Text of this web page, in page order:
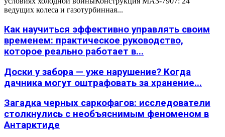
ведущих колеса и газотурбинная...
Как научиться эффективно управлять своим
временем: практическое руководство,
которое реально работает в...
Доски у забора — уже нарушение? Когда
дачника могут оштрафовать за хранение...
Загадка черных саркофагов: исследователи
столкнулись с необъяснимым феноменом в
Антарктиде